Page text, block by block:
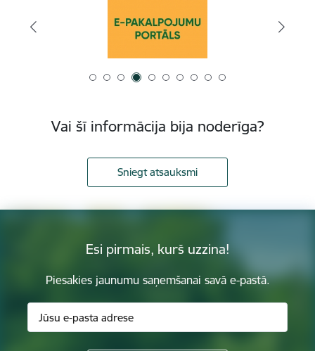
Vai šī informācija bija noderīga?
Sniegt atsauksmi
Esi pirmais, kurš uzzina!
Piesakies jaunumu saņemšanai savā e-pastā.